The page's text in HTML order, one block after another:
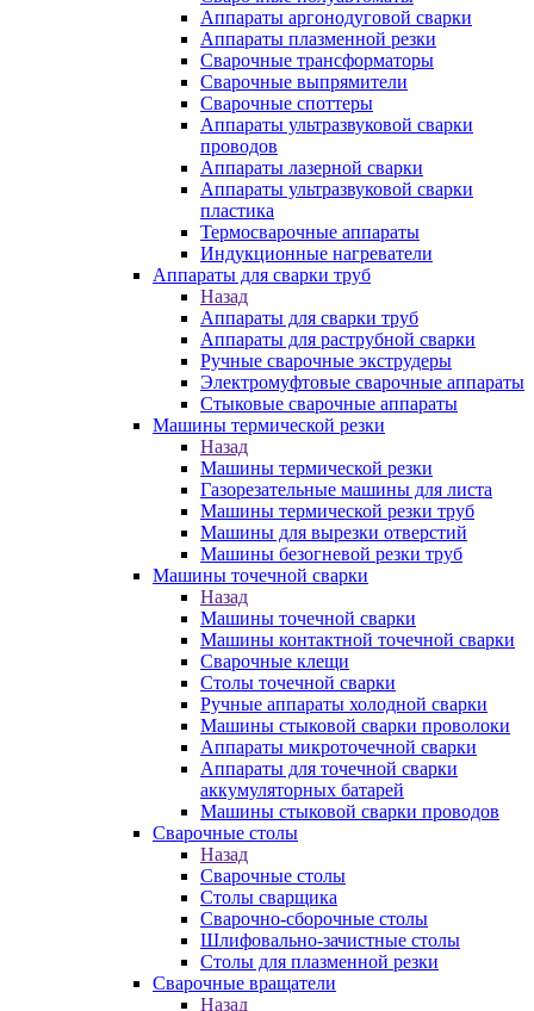
Аппараты аргонодуговой сварки
Аппараты плазменной резки
Сварочные трансформаторы
Сварочные выпрямители
Сварочные споттеры
Аппараты ультразвуковой сварки
проводов
Аппараты лазерной сварки
Аппараты ультразвуковой сварки
пластика
Термосварочные аппараты
Индукционные нагреватели
Аппараты для сварки труб
Назад
Аппараты для сварки труб
Аппараты для раструбной сварки
Ручные сварочные экструдеры
Электромуфтовые сварочные аппараты
Стыковые сварочные аппараты
Машины термической резки
Назад
Машины термической резки
Газорезательные машины для листа
Машины термической резки труб
Машины для вырезки отверстий
Машины безогневой резки труб
Машины точечной сварки
Назад
Машины точечной сварки
Машины контактной точечной сварки
Сварочные клещи
Столы точечной сварки
Ручные аппараты холодной сварки
Машины стыковой сварки проволоки
Аппараты микроточечной сварки
Аппараты для точечной сварки
аккумуляторных батарей
Машины стыковой сварки проводов
Сварочные столы
Назад
Сварочные столы
Столы сварщика
Сварочно-сборочные столы
Шлифовально-зачистные столы
Столы для плазменной резки
Сварочные вращатели
Назад